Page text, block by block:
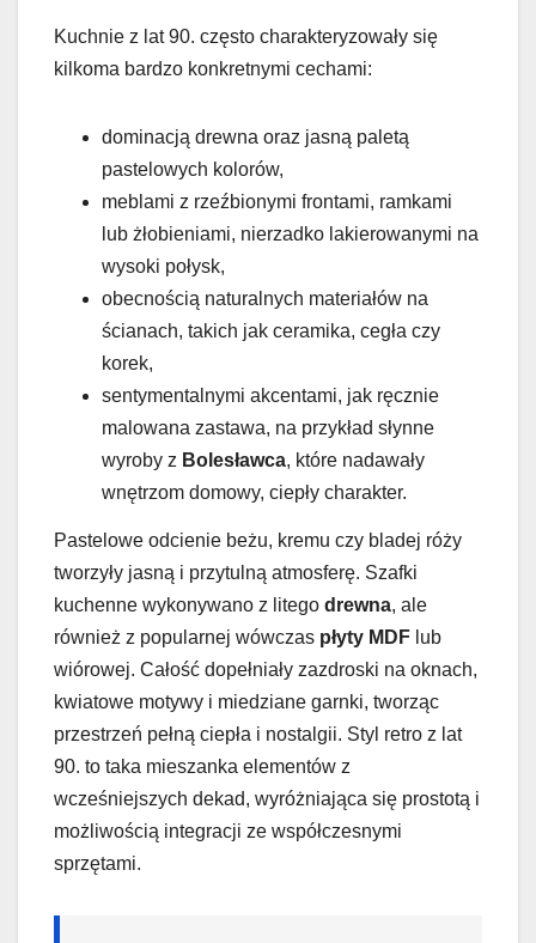
Kuchnie z lat 90. często charakteryzowały się
kilkoma bardzo konkretnymi cechami:
dominacją drewna oraz jasną paletą
pastelowych kolorów,
meblami z rzeźbionymi frontami, ramkami
lub żłobieniami, nierzadko lakierowanymi na
wysoki połysk,
obecnością naturalnych materiałów na
ścianach, takich jak ceramika, cegła czy
korek,
sentymentalnymi akcentami, jak ręcznie
malowana zastawa, na przykład słynne
wyroby z Bolesławca, które nadawały
wnętrzom domowy, ciepły charakter.
Pastelowe odcienie beżu, kremu czy bladej róży
tworzyły jasną i przytulną atmosferę. Szafki
kuchenne wykonywano z litego drewna, ale
również z popularnej wówczas płyty MDF lub
wiórowej. Całość dopełniały zazdroski na oknach,
kwiatowe motywy i miedziane garnki, tworząc
przestrzeń pełną ciepła i nostalgii. Styl retro z lat
90. to taka mieszanka elementów z
wcześniejszych dekad, wyróżniająca się prostotą i
możliwością integracji ze współczesnymi
sprzętami.